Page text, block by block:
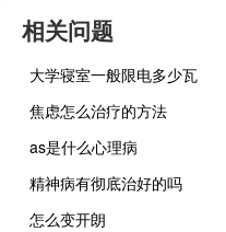
相关问题
大学寝室一般限电多少瓦
焦虑怎么治疗的方法
as是什么心理病
精神病有彻底治好的吗
怎么变开朗